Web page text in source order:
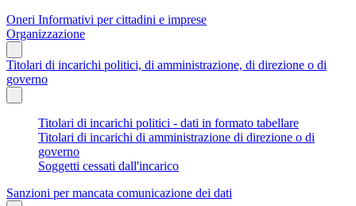
Oneri Informativi per cittadini e imprese
Organizzazione
Titolari di incarichi politici, di amministrazione, di direzione o di
governo
Titolari di incarichi politici - dati in formato tabellare
Titolari di incarichi di amministrazione di direzione o di
governo
Soggetti cessati dall'incarico
Sanzioni per mancata comunicazione dei dati